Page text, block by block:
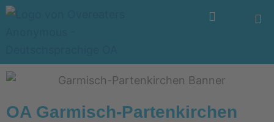
Zum
Menü
OA Garmisch-Partenkirchen